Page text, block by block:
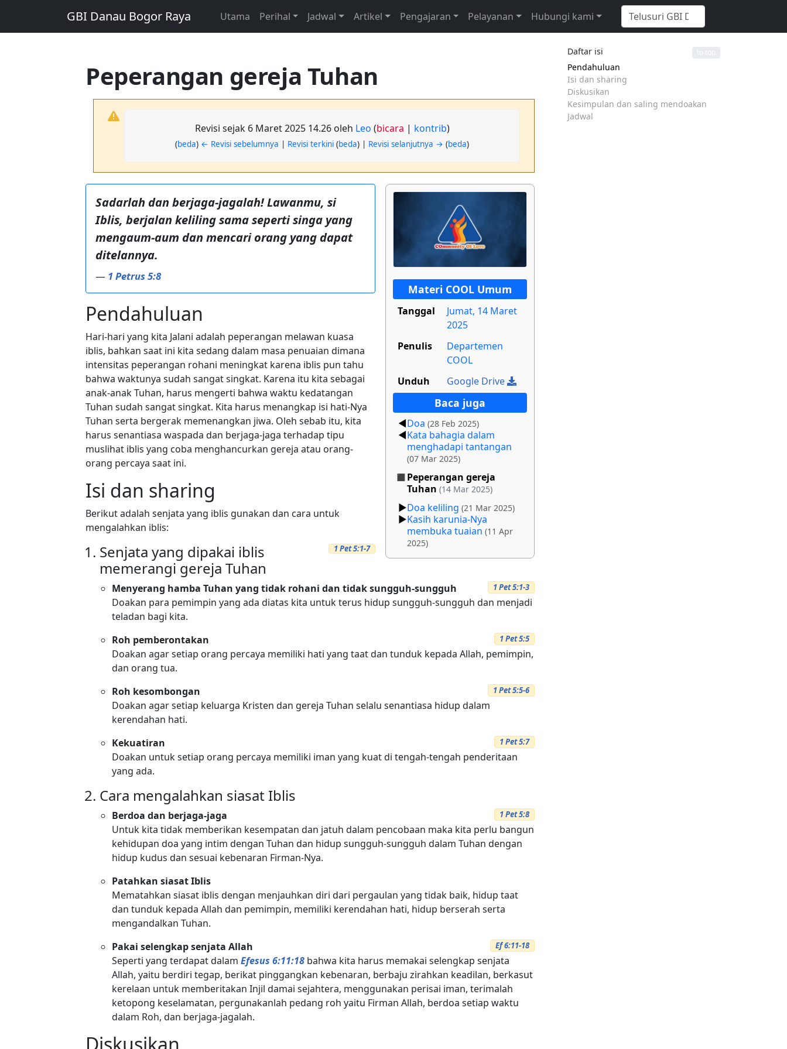
GBI Danau Bogor Raya Utama Perihal Jadwal Artikel Pengajaran Pelayanan Hubungi kami
Peperangan gereja Tuhan
Revisi sejak 6 Maret 2025 14.26 oleh Leo (bicara | kontrib)
(beda) ← Revisi sebelumnya | Revisi terkini (beda) | Revisi selanjutnya → (beda)
Materi COOL Umum
Tanggal
Jumat, 14 Maret
2025
Penulis
Departemen
COOL
Unduh
Google Drive
Baca juga
Doa (28 Feb 2025)
Kata bahagia dalam
menghadapi tantangan
(07 Mar 2025)
Peperangan gereja
Tuhan (14 Mar 2025)
Doa keliling (21 Mar 2025)
Kasih karunia-Nya
membuka tuaian (11 Apr
2025)
Sadarlah dan berjaga-jagalah! Lawanmu, si
Iblis, berjalan keliling sama seperti singa yang
mengaum-aum dan mencari orang yang dapat
ditelannya.
— 1 Petrus 5:8
Pendahuluan
Hari-hari yang kita Jalani adalah peperangan melawan kuasa
iblis, bahkan saat ini kita sedang dalam masa penuaian dimana
intensitas peperangan rohani meningkat karena iblis pun tahu
bahwa waktunya sudah sangat singkat. Karena itu kita sebagai
anak-anak Tuhan, harus mengerti bahwa waktu kedatangan
Tuhan sudah sangat singkat. Kita harus menangkap isi hati-Nya
Tuhan serta bergerak memenangkan jiwa. Oleh sebab itu, kita
harus senantiasa waspada dan berjaga-jaga terhadap tipu
muslihat iblis yang coba menghancurkan gereja atau orang-
orang percaya saat ini.
Isi dan sharing
Berikut adalah senjata yang iblis gunakan dan cara untuk
mengalahkan iblis:
1 Pet 5:1-7
Senjata yang dipakai iblis
memerangi gereja Tuhan
Menyerang hamba Tuhan yang tidak rohani dan tidak sungguh-sungguh 1 Pet 5:1-3
Doakan para pemimpin yang ada diatas kita untuk terus hidup sungguh-sungguh dan menjadi
teladan bagi kita.
Roh pemberontakan
1 Pet 5:5
Doakan agar setiap orang percaya memiliki hati yang taat dan tunduk kepada Allah, pemimpin,
dan orang tua.
Roh kesombongan
1 Pet 5:5-6
Doakan agar setiap keluarga Kristen dan gereja Tuhan selalu senantiasa hidup dalam
kerendahan hati.
Kekuatiran
1 Pet 5:7
Doakan untuk setiap orang percaya memiliki iman yang kuat di tengah-tengah penderitaan
yang ada.
Cara mengalahkan siasat Iblis
Berdoa dan berjaga-jaga 1 Pet 5:8
Untuk kita tidak memberikan kesempatan dan jatuh dalam pencobaan maka kita perlu bangun
kehidupan doa yang intim dengan Tuhan dan hidup sungguh-sungguh dalam Tuhan dengan
hidup kudus dan sesuai kebenaran Firman-Nya.
Patahkan siasat Iblis
Mematahkan siasat iblis dengan menjauhkan diri dari pergaulan yang tidak baik, hidup taat
dan tunduk kepada Allah dan pemimpin, memiliki kerendahan hati, hidup berserah serta
mengandalkan Tuhan.
Pakai selengkap senjata Allah
Ef 6:11-18
Seperti yang terdapat dalam Efesus 6:11:18bahwa kita harus memakai selengkap senjata
Allah, yaitu berdiri tegap, berikat pinggangkan kebenaran, berbaju zirahkan keadilan, berkasut
kerelaan untuk memberitakan Injil damai sejahtera, menggunakan perisai iman, terimalah
ketopong keselamatan, pergunakanlah pedang roh yaitu Firman Allah, berdoa setiap waktu
dalam Roh, dan berjaga-jagalah.
Diskusikan
Daftar isi
Pendahuluan
Isi dan sharing
Diskusikan
Kesimpulan dan saling mendoakan
Jadwal